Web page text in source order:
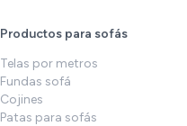
Productos para sofás
Telas por metros
Fundas sofá
Cojines
Patas para sofás